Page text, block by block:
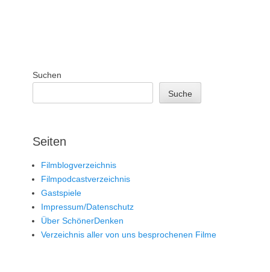
Suchen
Suche
Seiten
Filmblogverzeichnis
Filmpodcastverzeichnis
Gastspiele
Impressum/Datenschutz
Über SchönerDenken
Verzeichnis aller von uns besprochenen Filme